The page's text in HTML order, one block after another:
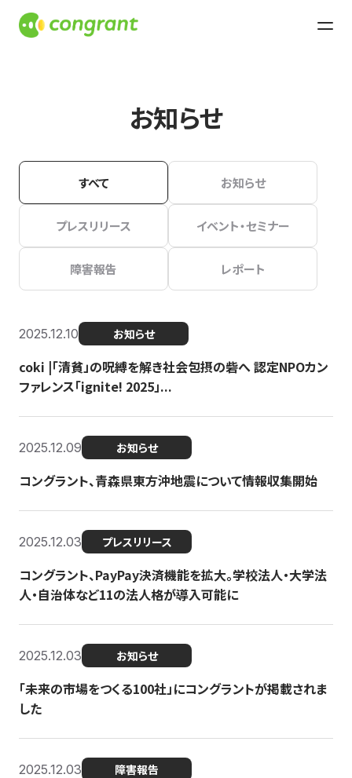
お知らせ
すべて お知らせ
プレスリリース イベント・セミナー
障害報告 レポート
2025.12.10 お知らせ
coki |「清貧」の呪縛を解き社会包摂の砦へ 認定NPOカン
ファレンス「ignite! 2025」...
2025.12.09 お知らせ
コングラント、青森県東方沖地震について情報収集開始
2025.12.03 プレスリリース
コングラント、PayPay決済機能を拡大。学校法人・大学法
人・自治体など11の法人格が導入可能に
2025.12.03 お知らせ
「未来の市場をつくる100社」にコングラントが掲載されま
した
2025.12.03 障害報告